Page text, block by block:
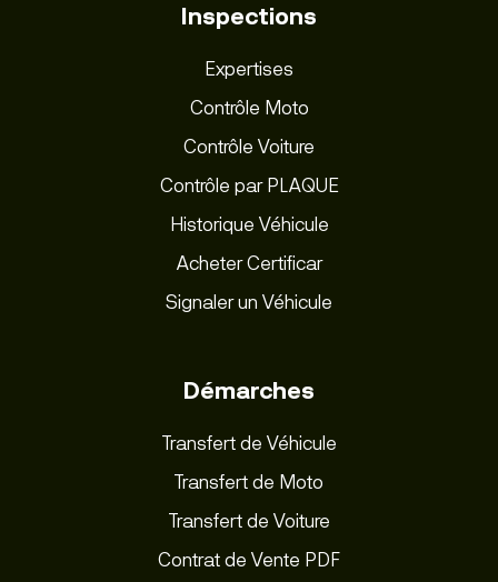
Inspections
Expertises
Contrôle Moto
Contrôle Voiture
Contrôle par PLAQUE
Historique Véhicule
Acheter Certificar
Signaler un Véhicule
Démarches
Transfert de Véhicule
Transfert de Moto
Transfert de Voiture
Contrat de Vente PDF